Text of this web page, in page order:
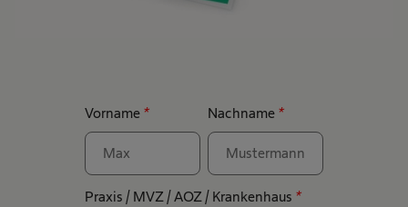
Vorname * Nachname *
Praxis / MVZ / AOZ / Krankenhaus *